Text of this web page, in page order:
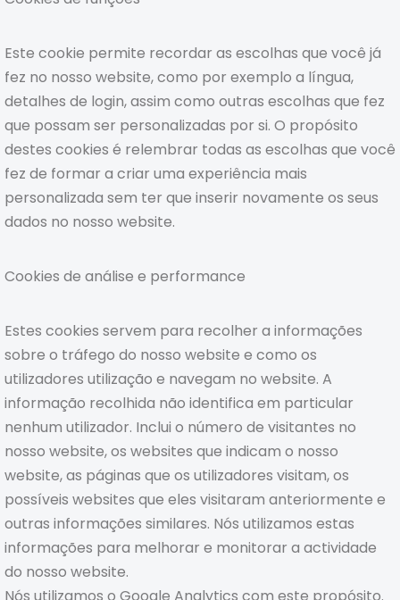
Este cookie permite recordar as escolhas que você já
fez no nosso website, como por exemplo a língua,
detalhes de login, assim como outras escolhas que fez
que possam ser personalizadas por si. O propósito
destes cookies é relembrar todas as escolhas que você
fez de formar a criar uma experiência mais
personalizada sem ter que inserir novamente os seus
dados no nosso website.
Cookies de análise e performance
Estes cookies servem para recolher a informações
sobre o tráfego do nosso website e como os
utilizadores utilização e navegam no website. A
informação recolhida não identifica em particular
nenhum utilizador. Inclui o número de visitantes no
nosso website, os websites que indicam o nosso
website, as páginas que os utilizadores visitam, os
possíveis websites que eles visitaram anteriormente e
outras informações similares. Nós utilizamos estas
informações para melhorar e monitorar a actividade
do nosso website.